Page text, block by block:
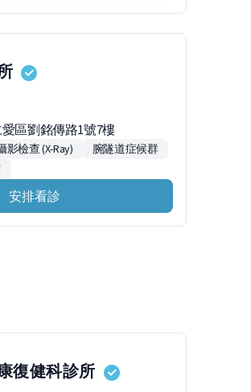
區劉銘傳路1號7樓
影檢查 (X-Ray)
腕隧道症候群
安排看診
復健科診所